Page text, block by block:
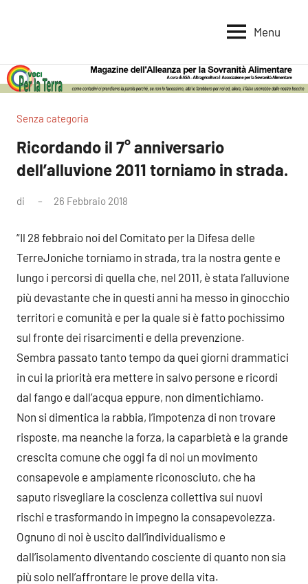
per
la
Terra
per
la
Alimentare
Menu
Senza categoria
Ricordando il 7° anniversario
dell’alluvione 2011 torniamo in strada.
di 26 Febbraio 2018
“Il 28 febbraio noi del Comitato per la Difesa delle
TerreJoniche torniamo in strada, tra la nostra gente e
lungo i percorsi di quella che, nel 2011, è stata l’alluvione
più devastante che in questi anni ha messo in ginocchio
territori e comunità e per la quale si è fatto pochissimo
sul fronte dei risarcimenti e della prevenzione.
Sembra passato tanto tempo da quei giorni drammatici
in cui la priorità era mettere in salvo persone e ricordi
dal fango e dall’acqua eppure, non dimentichiamo.
Non si dimentica la rabbia, l’impotenza di non trovare
risposte, ma neanche la forza, la caparbietà e la grande
crescita comune che oggi fa di noi un movimento
consapevole e ampiamente riconosciuto, che ha
saputo risvegliare la coscienza collettiva sui nuovi
rischi e trasformando in impegno la consapevolezza.
Ognuno di noi è uscito dall’individualismo e
dall’isolamento diventando cosciente di quanto non sia
più solo nell’affrontare le prove della vita.